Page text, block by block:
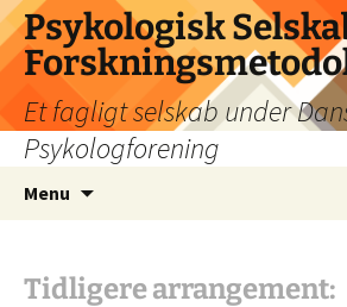
Psykologisk
Et fagligt selskab under
Psykologforening
Menu
Tidligere arrangement: